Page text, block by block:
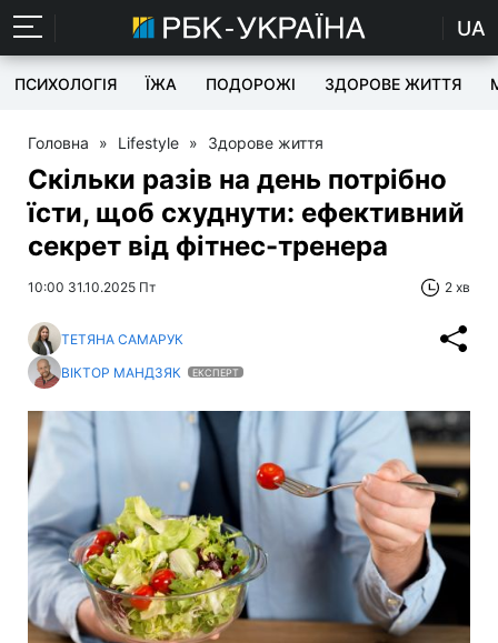
UA
ПСИХОЛОГІЯ ЇЖА ПОДОРОЖІ ЗДОРОВЕ ЖИТТЯ
Головна » Lifestyle » Здорове життя
Скільки разів на день потрібно
їсти, щоб схуднути: ефективний
секрет від фітнес-тренера
10:00 31.10.2025 Пт 2 хв
ТЕТЯНА САМАРУК
ВІКТОР МАНДЗЯК
ЕКСПЕРТ